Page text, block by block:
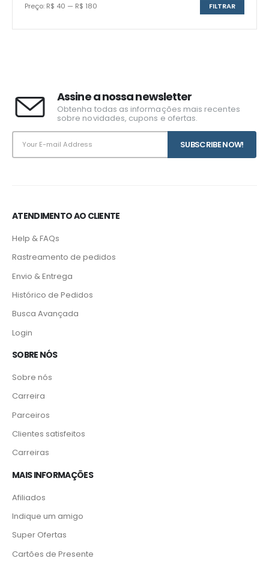
Preço
Preço
FILTRAR
Preço: R$ 40 — R$ 180
Assine a nossa newsletter
Obtenha todas as informações mais recentes
sobre novidades, cupons e ofertas.
ATENDIMENTO AO CLIENTE
Help & FAQs
Rastreamento de pedidos
Envio & Entrega
Histórico de Pedidos
Busca Avançada
Login
SOBRE NÓS
Sobre nós
Carreira
Parceiros
Clientes satisfeitos
Carreiras
MAIS INFORMAÇÕES
Afiliados
Indique um amigo
Super Ofertas
Cartões de Presente